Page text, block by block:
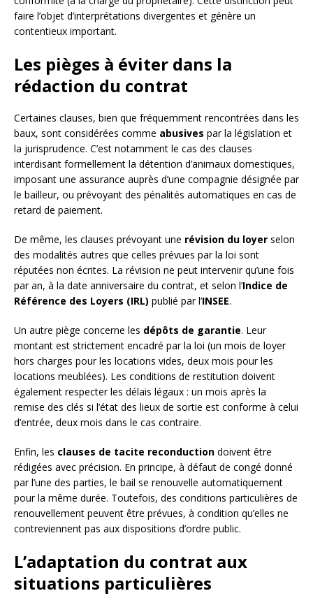
faire l’objet d’interprétations divergentes et génère un
contentieux important.
Les pièges à éviter dans la
rédaction du contrat
Certaines clauses, bien que fréquemment rencontrées dans les
baux, sont considérées comme abusives par la législation et
la jurisprudence. C’est notamment le cas des clauses
interdisant formellement la détention d’animaux domestiques,
imposant une assurance auprès d’une compagnie désignée par
le bailleur, ou prévoyant des pénalités automatiques en cas de
retard de paiement.
De même, les clauses prévoyant une révision du loyer selon
des modalités autres que celles prévues par la loi sont
réputées non écrites. La révision ne peut intervenir qu’une fois
par an, à la date anniversaire du contrat, et selon l’Indice de
Référence des Loyers (IRL) publié par l’INSEE.
Un autre piège concerne les dépôts de garantie. Leur
montant est strictement encadré par la loi (un mois de loyer
hors charges pour les locations vides, deux mois pour les
locations meublées). Les conditions de restitution doivent
également respecter les délais légaux : un mois après la
remise des clés si l’état des lieux de sortie est conforme à celui
d’entrée, deux mois dans le cas contraire.
Enfin, les clauses de tacite reconduction doivent être
rédigées avec précision. En principe, à défaut de congé donné
par l’une des parties, le bail se renouvelle automatiquement
pour la même durée. Toutefois, des conditions particulières de
renouvellement peuvent être prévues, à condition qu’elles ne
contreviennent pas aux dispositions d’ordre public.
L’adaptation du contrat aux
situations particulières